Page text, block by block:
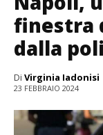
finestra
dalla
Di Virginia Iadonisi
23 FEBBRAIO 2024